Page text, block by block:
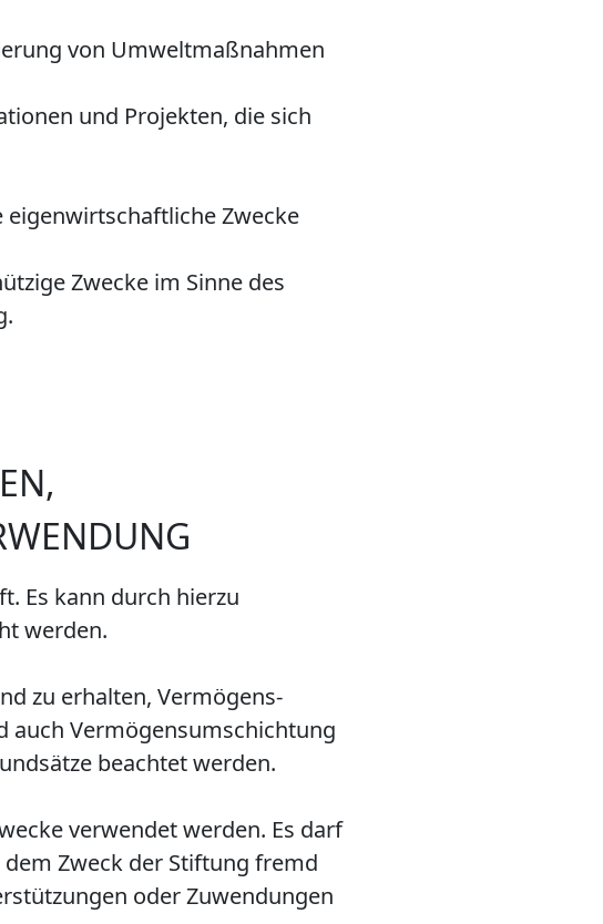
von Umweltmaßnahmen
und Projekten, die sich
Zwecke
Zwecke im Sinne des
Es kann durch hierzu
werden.
zu erhalten, Vermögens­
auch Vermögensumschichtung
beachtet werden.
verwendet werden. Es darf
Zweck der Stiftung fremd
oder Zuwendungen